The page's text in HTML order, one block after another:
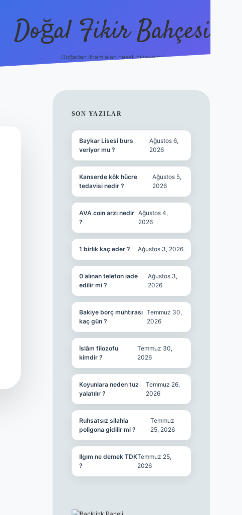
Doğal Fikir Bahçesi
Doğadan ilham alan neşeli hikayeler!
SIDEBAR
SON YAZILAR
Baykar Lisesi burs
veriyor mu ?
Ağustos 6,
2026
Kanserde kök hücre
tedavisi nedir ?
Ağustos 5,
2026
AVA coin arzı nedir
?
Ağustos 4,
2026
1 birlik kaç eder ? Ağustos 3, 2026
0 alınan telefon iade
edilir mi ?
Ağustos 3,
2026
Bakiye borç muhtırası
kaç gün ?
Temmuz 30,
2026
İslâm filozofu
kimdir ?
Temmuz 30,
2026
Koyunlara neden tuz
yalatılır ?
Temmuz 26,
2026
Ruhsatsız silahla
poligona gidilir mi ?
Temmuz
25, 2026
Ilgım ne demek TDK
?
Temmuz 25,
2026